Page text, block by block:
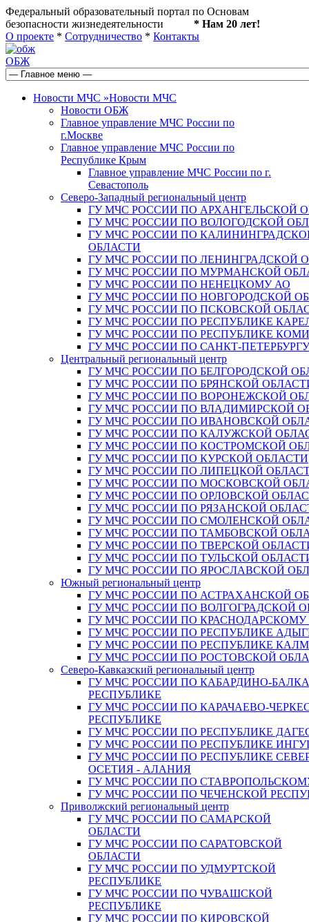
Федеральный образовательный портал по Основам
безопасности жизнедеятельности * Нам 20 лет!
О проекте * Сотрудничество * Контакты
ОБЖ
Новости МЧС »Новости МЧС
Новости ОБЖ
Главное управление МЧС России по
г.Москве
Главное управление МЧС России по
Республике Крым
Главное управление МЧС России по г.
Севастополь
Северо-Западный региональный центр
ГУ МЧС РОССИИ ПО АРХАНГЕЛЬСКОЙ
ГУ МЧС РОССИИ ПО ВОЛОГОДСКОЙ
ГУ МЧС РОССИИ ПО
ОБЛАСТИ
ГУ МЧС РОССИИ ПО ЛЕНИНГРАДСКОЙ
ГУ МЧС РОССИИ ПО МУРМАНСКОЙ
ГУ МЧС РОССИИ ПО НЕНЕЦКОМУ АО
ГУ МЧС РОССИИ ПО НОВГОРОДСКОЙ
ГУ МЧС РОССИИ ПО ПСКОВСКОЙ
ГУ МЧС РОССИИ ПО РЕСПУБЛИКЕ
ГУ МЧС РОССИИ ПО РЕСПУБЛИКЕ КОМИ
ГУ МЧС РОССИИ ПО САНКТ-ПЕТЕРБУРГУ
Центральный региональный центр
ГУ МЧС РОССИИ ПО БЕЛГОРОДСКОЙ
ГУ МЧС РОССИИ ПО БРЯНСКОЙ
ГУ МЧС РОССИИ ПО ВОРОНЕЖСКОЙ
ГУ МЧС РОССИИ ПО ВЛАДИМИРСКОЙ
ГУ МЧС РОССИИ ПО ИВАНОВСКОЙ
ГУ МЧС РОССИИ ПО КАЛУЖСКОЙ
ГУ МЧС РОССИИ ПО КОСТРОМСКОЙ
ГУ МЧС РОССИИ ПО КУРСКОЙ ОБЛАСТИ
ГУ МЧС РОССИИ ПО ЛИПЕЦКОЙ
ГУ МЧС РОССИИ ПО МОСКОВСКОЙ
ГУ МЧС РОССИИ ПО ОРЛОВСКОЙ
ГУ МЧС РОССИИ ПО РЯЗАНСКОЙ
ГУ МЧС РОССИИ ПО СМОЛЕНСКОЙ
ГУ МЧС РОССИИ ПО ТАМБОВСКОЙ
ГУ МЧС РОССИИ ПО ТВЕРСКОЙ
ГУ МЧС РОССИИ ПО ТУЛЬСКОЙ
ГУ МЧС РОССИИ ПО ЯРОСЛАВСКОЙ
Южный региональный центр
ГУ МЧС РОССИИ ПО АСТРАХАНСКОЙ
ГУ МЧС РОССИИ ПО ВОЛГОГРАДСКОЙ
ГУ МЧС РОССИИ ПО
ГУ МЧС РОССИИ ПО РЕСПУБЛИКЕ
ГУ МЧС РОССИИ ПО РЕСПУБЛИКЕ
ГУ МЧС РОССИИ ПО РОСТОВСКОЙ
Северо-Кавказский региональный центр
ГУ МЧС РОССИИ ПО КАБАРДИНО-
РЕСПУБЛИКЕ
ГУ МЧС РОССИИ ПО КАРАЧАЕВО-
РЕСПУБЛИКЕ
ГУ МЧС РОССИИ ПО РЕСПУБЛИКЕ
ГУ МЧС РОССИИ ПО РЕСПУБЛИКЕ
ГУ МЧС РОССИИ ПО РЕСПУБЛИКЕ
ОСЕТИЯ - АЛАНИЯ
ГУ МЧС РОССИИ ПО
ГУ МЧС РОССИИ ПО ЧЕЧЕНСКОЙ
Приволжский региональный центр
ГУ МЧС РОССИИ ПО САМАРСКОЙ
ОБЛАСТИ
ГУ МЧС РОССИИ ПО САРАТОВСКОЙ
ОБЛАСТИ
ГУ МЧС РОССИИ ПО УДМУРТСКОЙ
РЕСПУБЛИКЕ
ГУ МЧС РОССИИ ПО ЧУВАШСКОЙ
РЕСПУБЛИКЕ
ГУ МЧС РОССИИ ПО КИРОВСКОЙ